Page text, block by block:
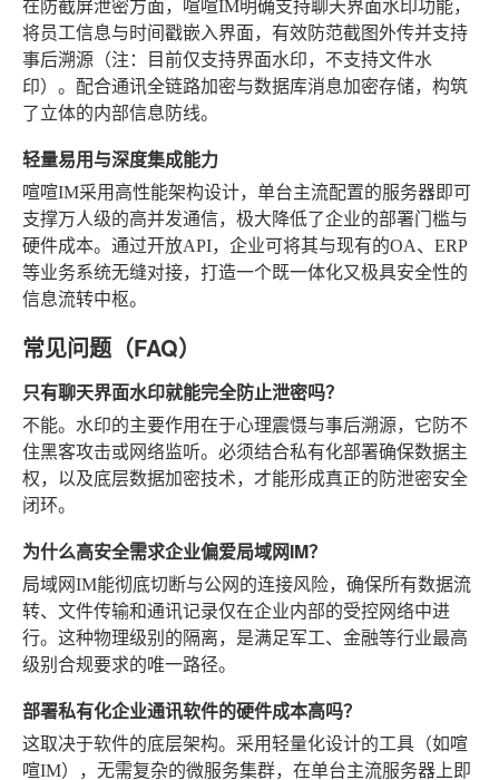
在防截屏泄密方面，喧喧IM明确支持聊天界面水印功能，
将员工信息与时间戳嵌入界面，有效防范截图外传并支持
事后溯源（注：目前仅支持界面水印，不支持文件水
印）。配合通讯全链路加密与数据库消息加密存储，构筑
了立体的内部信息防线。
轻量易用与深度集成能力
喧喧IM采用高性能架构设计，单台主流配置的服务器即可
支撑万人级的高并发通信，极大降低了企业的部署门槛与
硬件成本。通过开放API，企业可将其与现有的OA、ERP
等业务系统无缝对接，打造一个既一体化又极具安全性的
信息流转中枢。
常见问题（FAQ）
只有聊天界面水印就能完全防止泄密吗？
不能。水印的主要作用在于心理震慑与事后溯源，它防不
住黑客攻击或网络监听。必须结合私有化部署确保数据主
权，以及底层数据加密技术，才能形成真正的防泄密安全
闭环。
为什么高安全需求企业偏爱局域网IM？
局域网IM能彻底切断与公网的连接风险，确保所有数据流
转、文件传输和通讯记录仅在企业内部的受控网络中进
行。这种物理级别的隔离，是满足军工、金融等行业最高
级别合规要求的唯一路径。
部署私有化企业通讯软件的硬件成本高吗？
这取决于软件的底层架构。采用轻量化设计的工具（如喧
喧IM），无需复杂的微服务集群，在单台主流服务器上即